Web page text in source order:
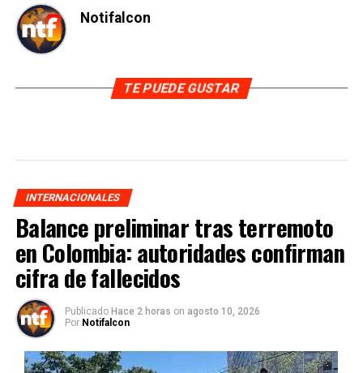
Notifalcon
TE PUEDE GUSTAR
INTERNACIONALES
Balance preliminar tras terremoto
en Colombia: autoridades confirman
cifra de fallecidos
Publicado Hace 2 horas on agosto 10, 2026
Por Notifalcon